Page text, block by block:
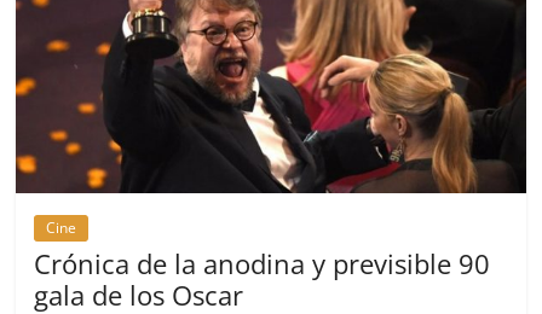
Cine
Crónica de la anodina y previsible 90
gala de los Oscar